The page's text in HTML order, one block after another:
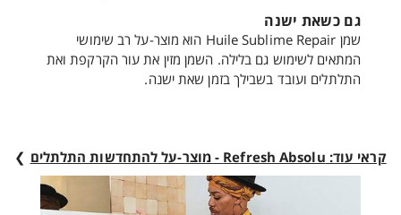
גם כשאת ישנה
שמן Huile Sublime Repair הוא מוצר-על רב שימושי
המתאים לשימוש גם בלילה. השמן מזין את עור הקרקפת ואת
התלתלים ועובד בשבילך בזמן שאת ישנה.
קראי עוד: Refresh Absolu - מוצר-על להתחדשות התלתלים ❯